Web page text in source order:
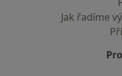
Jak řadíme